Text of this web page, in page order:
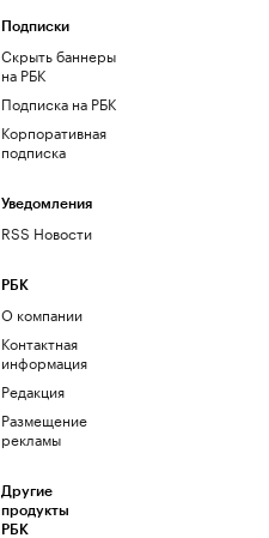
Подписки
Скрыть баннеры
на РБК
Подписка на РБК
Корпоративная
подписка
Уведомления
RSS Новости
РБК
О компании
Контактная
информация
Редакция
Размещение
рекламы
Другие
продукты
РБК